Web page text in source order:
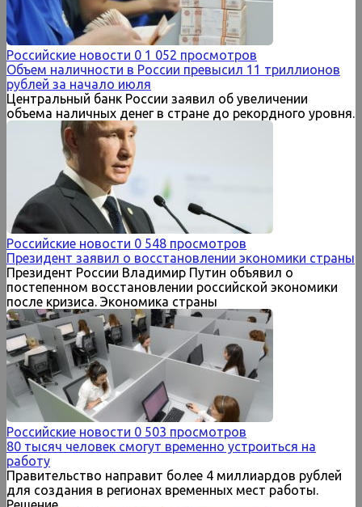
Российские новости 0 1 052 просмотров
Объем наличности в России превысил 11 триллионов
рублей за начало июля
Центральный банк России заявил об увеличении
объема наличных денег в стране до рекордного уровня.
Российские новости 0 548 просмотров
Президент заявил о восстановлении экономики страны
Президент России Владимир Путин объявил о
постепенном восстановлении российской экономики
после кризиса. Экономика страны
Российские новости 0 503 просмотров
80 тысяч человек смогут временно устроиться на
работу
Правительство направит более 4 миллиардов рублей
для создания в регионах временных мест работы.